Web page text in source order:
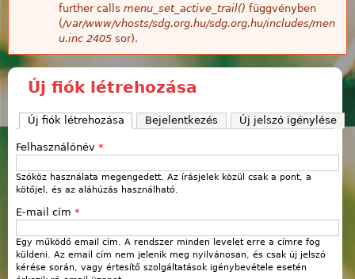
further calls menu_set_active_trail() függvényben
(/var/www/vhosts/sdg.org.hu/sdg.org.hu/includes/men
u.inc 2405 sor).
Új fiók létrehozása
Új fiók létrehozása (aktív fül)
Bejelentkezés Új jelszó igénylése
Felhasználónév *
Szóköz használata megengedett. Az írásjelek közül csak a pont, a
kötőjel, és az aláhúzás használható.
E-mail cím *
Egy működő email cím. A rendszer minden levelet erre a címre fog
küldeni. Az email cím nem jelenik meg nyilvánosan, és csak új jelszó
kérése során, vagy értesítő szolgáltatások igénybevétele esetén